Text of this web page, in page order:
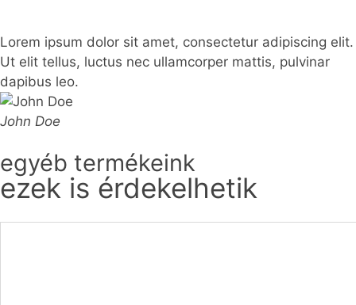
Lorem ipsum dolor sit amet, consectetur adipiscing elit.
Ut elit tellus, luctus nec ullamcorper mattis, pulvinar
dapibus leo.
John Doe
egyéb termékeink
ezek is érdekelhetik